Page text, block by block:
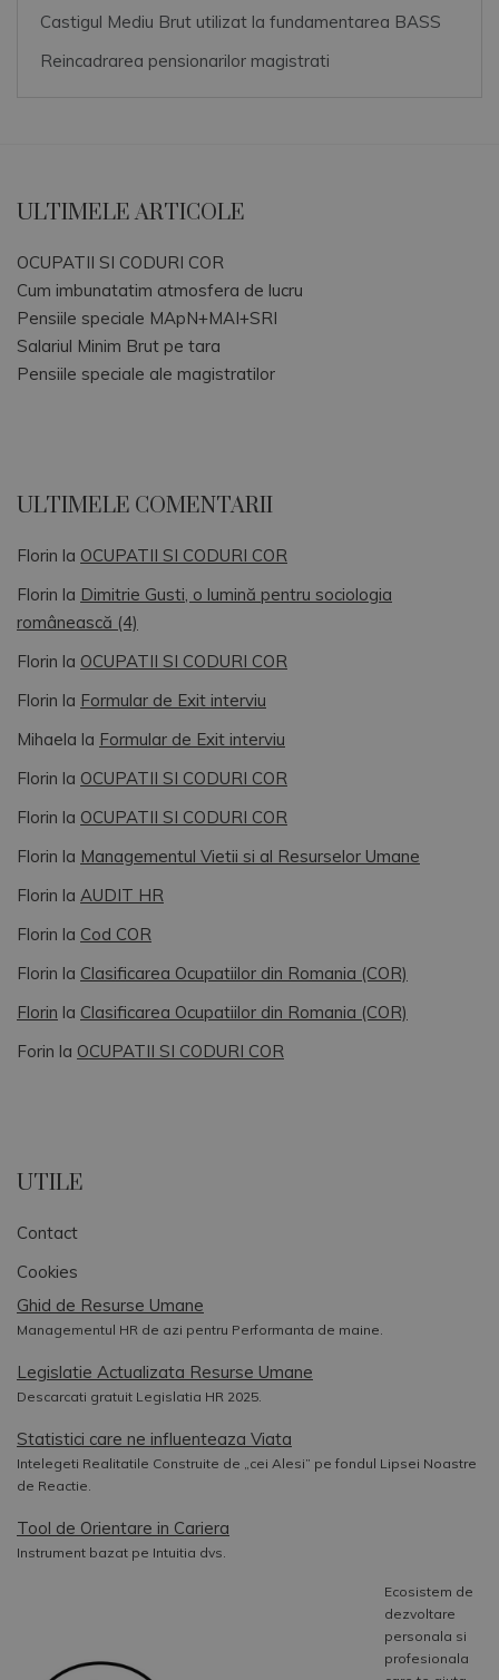
Castigul Mediu Brut utilizat la fundamentarea BASS
Reincadrarea pensionarilor magistrati
ULTIMELE ARTICOLE
OCUPATII SI CODURI COR
Cum imbunatatim atmosfera de lucru
Pensiile speciale MApN+MAI+SRI
Salariul Minim Brut pe tara
Pensiile speciale ale magistratilor
ULTIMELE COMENTARII
Florin la OCUPATII SI CODURI COR
Florin la Dimitrie Gusti, o lumină pentru sociologia
românească (4)
Florin la OCUPATII SI CODURI COR
Florin la Formular de Exit interviu
Mihaela la Formular de Exit interviu
Florin la OCUPATII SI CODURI COR
Florin la OCUPATII SI CODURI COR
Florin la Managementul Vietii si al Resurselor Umane
Florin la AUDIT HR
Florin la Cod COR
Florin la Clasificarea Ocupatiilor din Romania (COR)
Florin la Clasificarea Ocupatiilor din Romania (COR)
Forin la OCUPATII SI CODURI COR
UTILE
Contact
Cookies
Ghid de Resurse Umane
Managementul HR de azi pentru Performanta de maine.
Legislatie Actualizata Resurse Umane
Descarcati gratuit Legislatia HR 2025.
Statistici care ne influenteaza Viata
Intelegeti Realitatile Construite de „cei Alesi” pe fondul Lipsei Noastre
de Reactie.
Tool de Orientare in Cariera
Instrument bazat pe Intuitia dvs.
Ecosistem de
dezvoltare
personala si
profesionala